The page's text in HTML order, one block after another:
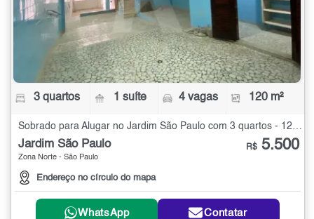
3 quartos 1 suíte 4 vagas 120 m²
Sobrado para Alugar no Jardim São Paulo com 3 quartos - 120 m²
Jardim São Paulo
Zona Norte - São Paulo
Endereço no círculo do mapa
R$ 5.500
WhatsApp Contatar